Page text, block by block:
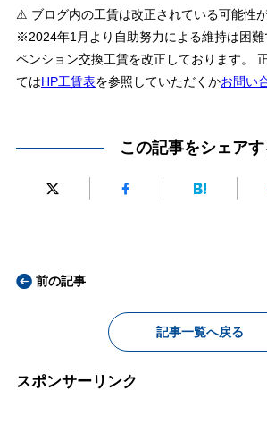
⚠ ブログ内の工賃は改正されている可能性が
※2024年1月より自助努力による維持は困難
ペンション交換工賃を改正しております。
てはHP工賃表を参照していただくかお問い
この記事をシェアす
前の記事
記事一覧へ戻る
スポンサーリンク